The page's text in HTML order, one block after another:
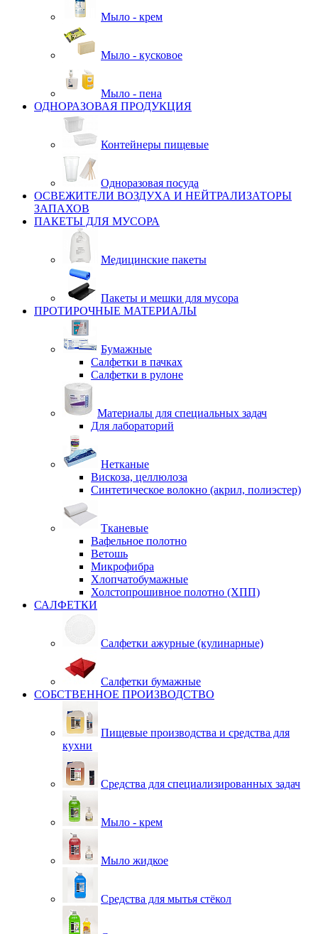
Мыло - крем
Мыло - кусковое
Мыло - пена
ОДНОРАЗОВАЯ ПРОДУКЦИЯ
Контейнеры пищевые
Одноразовая посуда
ОСВЕЖИТЕЛИ ВОЗДУХА И НЕЙТРАЛИЗАТОРЫ
ЗАПАХОВ
ПАКЕТЫ ДЛЯ МУСОРА
Медицинские пакеты
Пакеты и мешки для мусора
ПРОТИРОЧНЫЕ МАТЕРИАЛЫ
Бумажные
Салфетки в пачках
Салфетки в рулоне
Материалы для специальных задач
Для лабораторий
Нетканые
Вискоза, целлюлоза
Синтетическое волокно (акрил, полиэстер)
Тканевые
Вафельное полотно
Ветошь
Микрофибра
Хлопчатобумажные
Холстопрошивное полотно (ХПП)
САЛФЕТКИ
Салфетки ажурные (кулинарные)
Салфетки бумажные
СОБСТВЕННОЕ ПРОИЗВОДСТВО
Пищевые производства и средства для
кухни
Средства для специализированных задач
Мыло - крем
Мыло жидкое
Средства для мытья стёкол